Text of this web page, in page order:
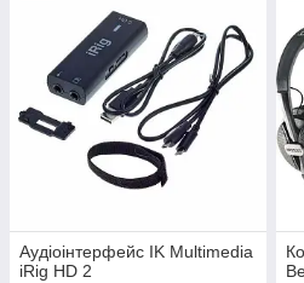
Аудіоінтерфейс IK Multimedia
iRig HD 2